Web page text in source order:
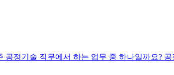
정기술 직무에서 하는 업무 중 하나일까요?